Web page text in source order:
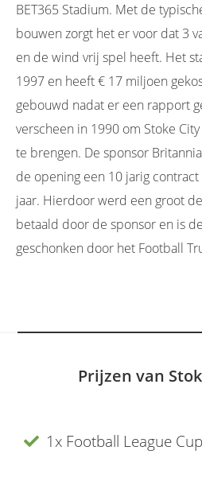
BET365 Stadium. Met de
bouwen zorgt het er voor dat 3
en de wind vrij spel heeft. Het
1997 en heeft € 17 miljoen
gebouwd nadat er een rapport
verscheen in 1990 om Stoke
te brengen. De sponsor
de opening een 10 jarig
jaar. Hierdoor werd een groot
betaald door de sponsor en is
geschonken door het Football
Prijzen van
1x Football League